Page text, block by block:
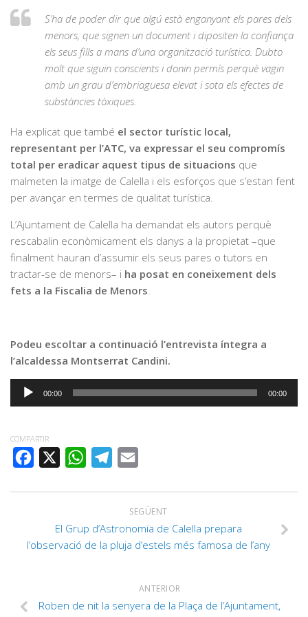
S’ha de poder dir que algú està enganyant els pares dels
menors, que signen un document i dipositen la confiança
els seus fills a mans d’una organització turística. Dubto
molt que siguin conscients i donin permís perquè vagin
amb un grau d’embriaguesa elevat i sota els efectes de
substàncies tòxiques.
Ha explicat que també el sector turístic local,
representant per l’ATC, va expressar el seu compromís
total per eradicar aquest tipus de situacions que
malmeten la imatge de Calella i els esforços que s’estan fent
per avançar en termes de qualitat turística.
L’Ajuntament de Calella ha demandat els autors perquè
rescabalin econòmicament els danys a la propietat –que
finalment hauran d’assumir els seus pares o tutors en
tractar-se de menors– i ha posat en coneixement dels
fets a la Fiscalia de Menors.
Podeu escoltar a continuació l’entrevista íntegra a
l’alcaldessa Montserrat Candini.
Reproductor
d'àudio
00:00 00:00
COMPARTIR
FACEBOOK
WHATSAPPTELEGRAM
SEGÜENT
El Grup d’Astronomia de Calella prepara
l’observació de la pluja d’estels més famosa de l’any
ANTERIOR
Roben de nit la senyera de la Plaça de l’Ajuntament,